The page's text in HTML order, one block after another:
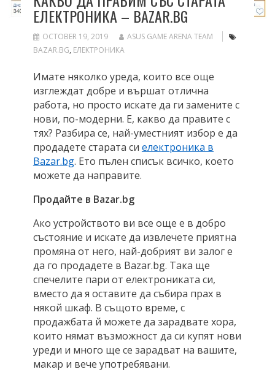
ЕЛЕКТРОНИКА – BAZAR.BG
OCTOBER 19, 2019
ASUS GAME ARENA TEAM
BAZAR.BG, ЕЛЕКТРОНИКА
Имате няколко уреда, които все още
изглеждат добре и вършат отлична
работа, но просто искате да ги замените с
нови, по-модерни. Е, какво да правите с
тях? Разбира се, най-уместният избор е да
продадете старата си електроника в
Bazar.bg. Ето пълен списък всичко, което
можете да направите.
Продайте в Bazar.bg
Ако устройството ви все още е в добро
състояние и искате да извлечете приятна
промяна от него, най-добрият ви залог е
да го продадете в Bazar.bg. Така ще
спечелите пари от електрониката си,
вместо да я оставите да събира прах в
някой шкаф. В същото време, с
продажбата й можете да зарадвате хора,
които нямат възможност да си купят нови
уреди и много ще се зарадват на вашите,
макар и вече употребявани.